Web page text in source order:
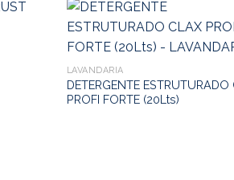
LAVANDARIA
DETERGENTE ESTRUTURADO
PROFI FORTE (20Lts)